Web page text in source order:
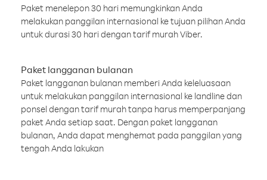
Paket menelepon 30 hari memungkinkan Anda
melakukan panggilan internasional ke tujuan pilihan Anda
untuk durasi 30 hari dengan tarif murah Viber.
Paket langganan bulanan
Paket langganan bulanan memberi Anda keleluasaan
untuk melakukan panggilan internasional ke landline dan
ponsel dengan tarif murah tanpa harus memperpanjang
paket Anda setiap saat. Dengan paket langganan
bulanan, Anda dapat menghemat pada panggilan yang
tengah Anda lakukan